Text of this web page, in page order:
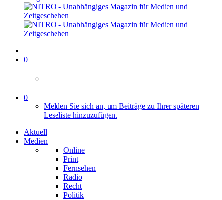
0
0
Melden Sie sich an, um Beiträge zu Ihrer späteren
Leseliste hinzuzufügen.
Aktuell
Medien
Online
Print
Fernsehen
Radio
Recht
Politik